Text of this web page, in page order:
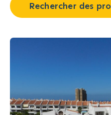
Rechercher des